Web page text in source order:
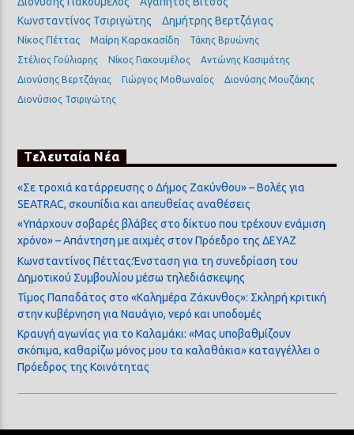
Κωνσταντίνος Τσιριγώτης
Δημήτρης Βερτζάγιας
Νίκος Πέττας Μαίρη Καρακασίδη
Τάκης Βρυώνης
Στέλιος Γούλιαρης
Νίκος Γιακουμέλος
Αντώνης Κασιμάτης
Διονύσης Βερτζάγιας
Γιώργος Μοθωναίος
Διονύσης Μουζάκης
Διονύσιος Τσιριγώτης
Τελευταία Νέα
«Σε τροχιά κατάρρευσης ο Δήμος Ζακύνθου» – Βολές για
SEATRAC, σκουπίδια και απευθείας αναθέσεις
«Υπάρχουν σοβαρές βλάβες στο δίκτυο που τρέχουν ενάμιση
χρόνο» – Απάντηση με αιχμές στον Πρόεδρο της ΔΕΥΑΖ
Κωνσταντίνος Πέττας:Ένσταση για τη συνεδρίαση του
Δημοτικού Συμβουλίου μέσω τηλεδιάσκεψης
Τίμος Παπαδάτος στο «Καλημέρα Ζάκυνθος»: Σκληρή κριτική
στην κυβέρνηση για Ναυάγιο, νερό και υποδομές
Κραυγή αγωνίας για το Καλαμάκι: «Μας υποβαθμίζουν
σκόπιμα, καθαρίζω μόνος μου τα καλαθάκια» καταγγέλλει ο
Πρόεδρος της Κοινότητας